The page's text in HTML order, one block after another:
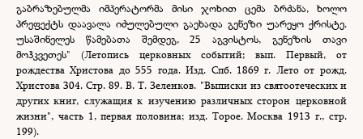
გაბრაზებულმა იმპერატორმა მისი ჯოხით ცემა ბრძანა, ხოლო
პრეფექტს დაავალა იძულებული გაეხადა გენეზი უარეყო ქრისტე.
უსაშინელეს წამებათა შემდეგ, 25 აგვისტოს, გენეზის თავი
მოჰკვეთეს" (Летопись церковных событий; вып. Первый, от
рождества Христова до 555 года. Изд. Спб. 1869 г. Лето от рожд.
Христова 304. Стр. 89. В. Т. Зеленков. "Выписки из святоотеческих и
других книг, служащия к изучению различных сторон церковной
жизни", часть 1, первая половина; изд. Торое. Москва 1913 г., стр.
199).